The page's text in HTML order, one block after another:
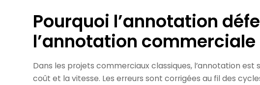
Pourquoi l’annotation
l’annotation commerciale
Dans les projets commerciaux classiques, l’annotation
coût et la vitesse. Les erreurs sont corrigées au fil des